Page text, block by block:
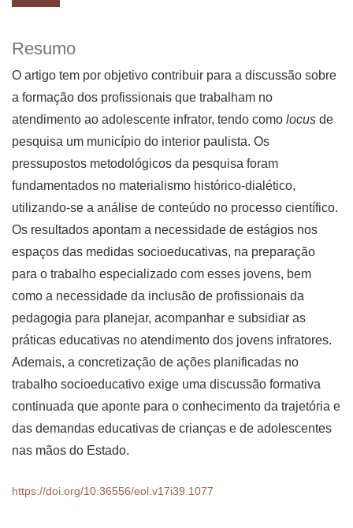
Resumo
O artigo tem por objetivo contribuir para a discussão sobre
a formação dos profissionais que trabalham no
atendimento ao adolescente infrator, tendo como locus de
pesquisa um município do interior paulista. Os
pressupostos metodológicos da pesquisa foram
fundamentados no materialismo histórico-dialético,
utilizando-se a análise de conteúdo no processo científico.
Os resultados apontam a necessidade de estágios nos
espaços das medidas socioeducativas, na preparação
para o trabalho especializado com esses jovens, bem
como a necessidade da inclusão de profissionais da
pedagogia para planejar, acompanhar e subsidiar as
práticas educativas no atendimento dos jovens infratores.
Ademais, a concretização de ações planificadas no
trabalho socioeducativo exige uma discussão formativa
continuada que aponte para o conhecimento da trajetória e
das demandas educativas de crianças e de adolescentes
nas mãos do Estado.
https://doi.org/10.36556/eol.v17i39.1077